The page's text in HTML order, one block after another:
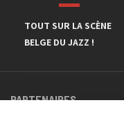
TOUT SUR LA SCÈNE
BELGE DU JAZZ !
PARTENAIRES